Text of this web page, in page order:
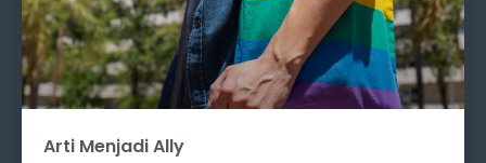
Arti Menjadi Ally